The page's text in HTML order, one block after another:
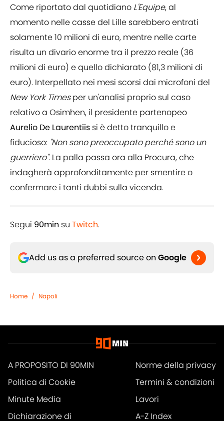
Come riportato dal quotidiano L'Equipe, al
momento nelle casse del Lille sarebbero entrati
solamente 10 milioni di euro, mentre nelle carte
risulta un divario enorme tra il prezzo reale (36
milioni di euro) e quello dichiarato (81,3 milioni di
euro). Interpellato nei mesi scorsi dai microfoni del
New York Timesper un'analisi proprio sul caso
relativo a Osimhen, il presidente partenopeo
Aurelio De Laurentiis si è detto tranquillo e
fiducioso: "Non sono preoccupato perché sono un
guerriero". La palla passa ora alla Procura, che
indagherà approfonditamente per smentire o
confermare i tanti dubbi sulla vicenda.
Segui 90min su Twitch.
Add us as a preferred source on Google
Home / Napoli
A PROPOSITO DI 90MIN
Norme della privacy
Politica di Cookie
Termini & condizioni
Minute Media
Lavori
Dichiarazione di
A-Z Index